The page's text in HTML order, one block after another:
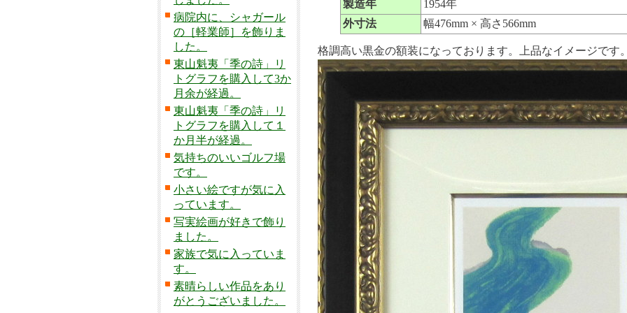
病院内に、シャガール
の［軽業師］を飾りま
した。
東山魁夷「季の詩」リ
トグラフを購入して3か
月余が経過。
東山魁夷「季の詩」リ
トグラフを購入して１
か月半が経過。
気持ちのいいゴルフ場
です。
小さい絵ですが気に入
っています。
写実絵画が好きで飾り
ました。
家族で気に入っていま
す。
素晴らしい作品をあり
がとうございました。
製造年
1954年
外寸法
幅476mm × 高さ566mm
格調高い黒金の額装になっております。上品なイメージです